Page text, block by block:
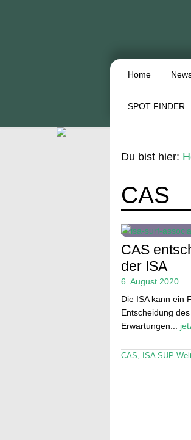
Home
SPOT FINDER
Du bist hier:
CAS
CAS
der ISA
6. August 2020
Die ISA kann ein
Entscheidung
Erwartungen...
CAS, ISA SUP